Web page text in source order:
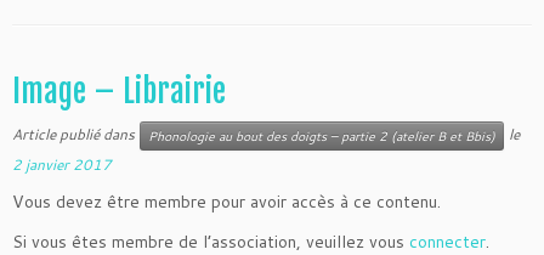
Image – Librairie
Article publié dans Phonologie au bout des doigts – partie 2 (atelier B et Bbis)
le
2 janvier 2017
Vous devez être membre pour avoir accès à ce contenu.
Si vous êtes membre de l’association, veuillez vous connecter.